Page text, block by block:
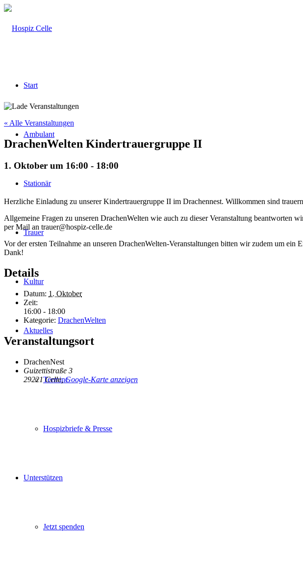
Start
Ambulant
Stationär
Trauer
Kultur
Aktuelles
Termine
Hospizbriefe & Presse
Unterstützen
Jetzt spenden
« Alle Veranstaltungen
DrachenWelten Kindertrauergruppe II
1. Oktober um 16:00 - 18:00
Herzliche Einladung zu unserer Kindertrauergruppe II im Drachennest. Willkommen sind
Allgemeine Fragen zu unseren DrachenWelten wie auch zu dieser Veranstaltung beantworten
per Mail an trauer@hospiz-celle.de
Vor der ersten Teilnahme an unseren DrachenWelten-Veranstaltungen bitten wir zudem um
Dank!
Details
Datum: 1. Oktober
Zeit:
16:00 - 18:00
Kategorie: DrachenWelten
Veranstaltungsort
DrachenNest
Guizettistraße 3
29221 Celle, Google-Karte anzeigen